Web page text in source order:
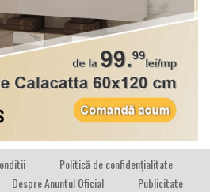
Politică de confidențialitate
Despre Anuntul Oficial
Publicitate